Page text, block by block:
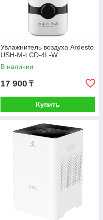
Увлажнитель воздуха Ardesto
USH-M-LCD-4L-W
В наличии
17 900 ₸
Купить